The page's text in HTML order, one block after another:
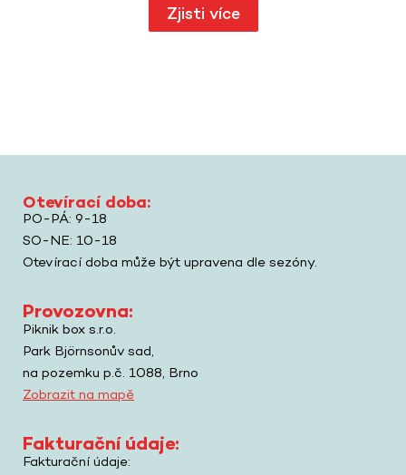
Zjisti více
Otevírací doba:
PO-PÁ: 9-18
SO-NE: 10-18
Otevírací doba může být upravena dle sezóny.
Provozovna:
Piknik box s.r.o.
Park Björnsonův sad,
na pozemku p.č. 1088, Brno
Zobrazit na mapě
Fakturační údaje:
Fakturační údaje: